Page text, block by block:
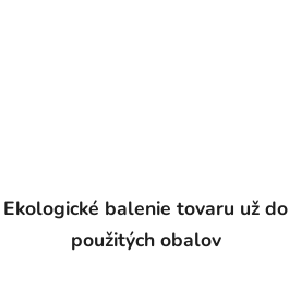
Ekologické balenie tovaru už do
použitých obalov